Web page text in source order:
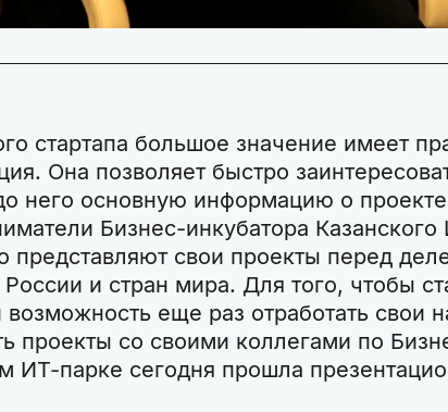
стартапа большое значение имеет
Она позволяет быстро
него основную информацию о
Бизнес-инкубатора Казанского
представляют свои проекты перед
России и стран мира. Для того, чтобы
возможность еще раз отработать свои
проекты со своими коллегами по
ИТ-парке сегодня прошла